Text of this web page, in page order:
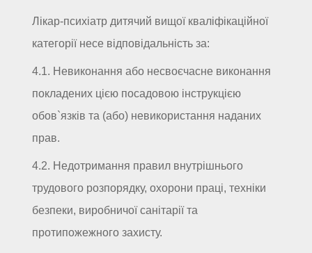
Лікар-психіатр дитячий вищої кваліфікаційної
категорії несе відповідальність за:
4.1. Невиконання або несвоєчасне виконання
покладених цією посадовою інструкцією
обов`язків та (або) невикористання наданих
прав.
4.2. Недотримання правил внутрішнього
трудового розпорядку, охорони праці, техніки
безпеки, виробничої санітарії та
протипожежного захисту.